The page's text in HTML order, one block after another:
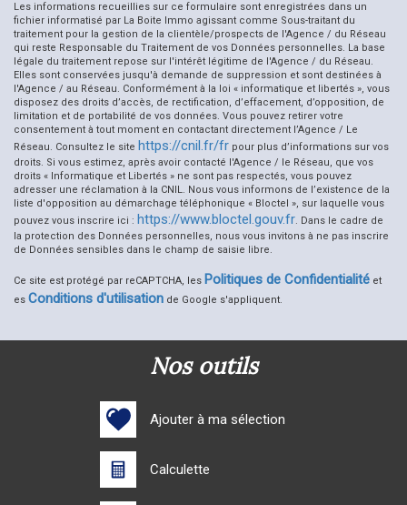
Taxe foncière
6,01 %
Habitants de moins de 25 ans
23,73 %
Habitants de 25 à 55 ans
33,05 %
Habitants de plus de 55 ans
43,22 %
Nombre d'enfants par famille
Familles sans enfant
46,43 %
Familles avec 1 ou 2 enfants
53,57 %
Maisons
93,23 %
Appartements
Familles avec 3 enfants
0 %
Les informations recueillies sur ce formulaire sont enregistrées dans un
fichier informatisé par La Boite Immo agissant comme Sous-traitant du
traitement pour la gestion de la clientèle/prospects de l'Agence / du Réseau
qui reste Responsable du Traitement de vos Données personnelles. La base
légale du traitement repose sur l'intérêt légitime de l'Agence / du Réseau.
Elles sont conservées jusqu'à demande de suppression et sont destinées à
l'Agence / au Réseau. Conformément à la loi « informatique et libertés », vous
disposez des droits d’accès, de rectification, d’effacement, d’opposition, de
limitation et de portabilité de vos données. Vous pouvez retirer votre
consentement à tout moment en contactant directement l’Agence / Le
Réseau. Consultez le site https://cnil.fr/fr pour plus d’informations sur vos
droits. Si vous estimez, après avoir contacté l'Agence / le Réseau, que vos
droits « Informatique et Libertés » ne sont pas respectés, vous pouvez
adresser une réclamation à la CNIL. Nous vous informons de l’existence de la
liste d'opposition au démarchage téléphonique « Bloctel », sur laquelle vous
pouvez vous inscrire ici : https://www.bloctel.gouv.fr. Dans le cadre de
la protection des Données personnelles, nous vous invitons à ne pas inscrire
de Données sensibles dans le champ de saisie libre.
Ce site est protégé par reCAPTCHA, les Politiques de Confidentialité et
es Conditions d'utilisation de Google s'appliquent.
nos outils
Ajouter à ma sélection
Calculette